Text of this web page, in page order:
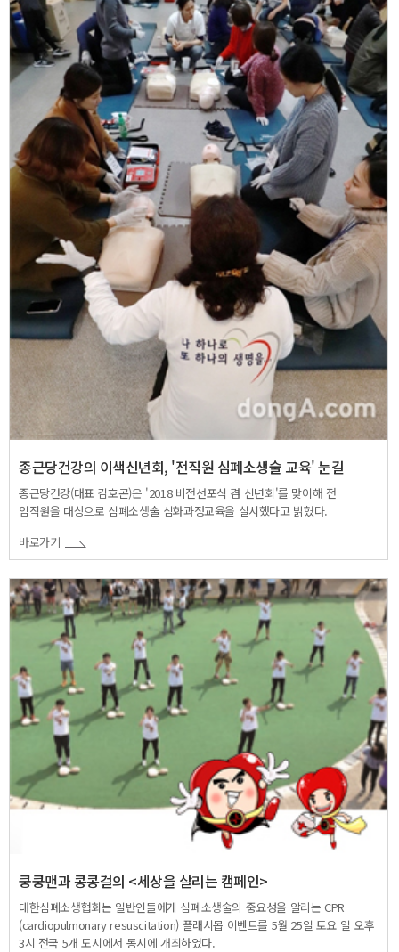
종근당건강의 이색신년회, '전직원 심폐소생술 교육' 눈길
종근당건강(대표 김호곤)은 '2018 비전선포식 겸 신년회'를 맞이해 전
임직원을 대상으로 심폐소생술 심화과정교육을 실시했다고 밝혔다.
바로가기
쿵쿵맨과 콩콩걸의 <세상을 살리는 캠페인>
대한심폐소생협회는 일반인들에게 심폐소생술의 중요성을 알리는 CPR
(cardiopulmonary resuscitation) 플래시몹 이벤트를 5월 25일 토요 일 오후
3시 전국 5개 도시에서 동시에 개최하였다.